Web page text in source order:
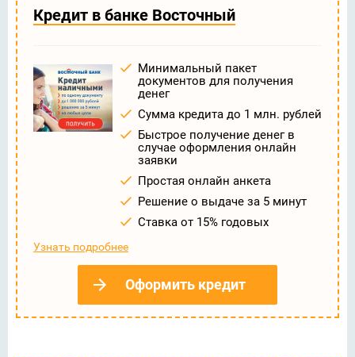
Кредит в банке Восточный
Минимальный пакет
документов для получения
денег
Сумма кредита до 1 млн. рублей
Быстрое получение денег в
случае оформления онлайн
заявки
Простая онлайн анкета
Решение о выдаче за 5 минут
Ставка от 15% годовых
Узнать подробнее
Оформить кредит